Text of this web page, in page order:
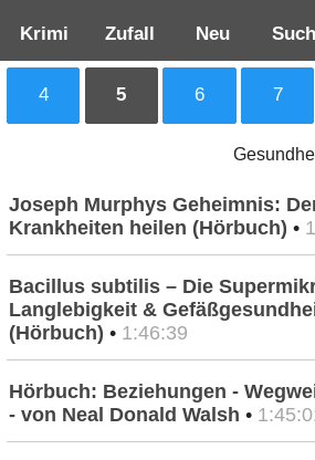
Krimi Zufall Neu
4 5 6 7
Joseph Murphys Geheimnis:
Krankheiten heilen (Hörbuch) •
Bacillus subtilis – Die
Langlebigkeit &
(Hörbuch) • 1:46:39
Hörbuch: Beziehungen -
- von Neal Donald Walsh •